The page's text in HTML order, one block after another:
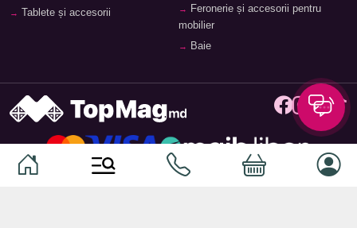
Tablete și accesorii
Feronerie și accesorii pentru
mobilier
Baie
© 2026 TopMag.md
- Marketplace Național. Toate drepturile